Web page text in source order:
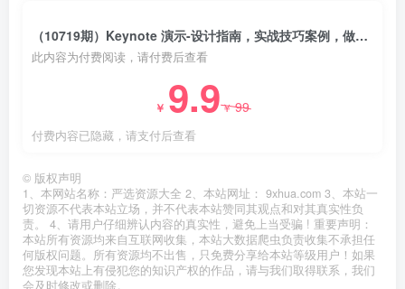
（10719期）Keynote 演示-设计指南，实战技巧案例，做出令人耳目一新的演示作品-74节
此内容为付费阅读，请付费后查看
￥ 9.9￥99
付费内容已隐藏，请支付后查看
© 版权声明
1、本网站名称：严选资源大全 2、本站网址： 9xhua.com 3、本站一
切资源不代表本站立场，并不代表本站赞同其观点和对其真实性负
责。 4、请用户仔细辨认内容的真实性，避免上当受骗 ! 重要声明：
本站所有资源均来自互联网收集，本站大数据爬虫负责收集不承担任
何版权问题。所有资源均不出售，只免费分享给本站等级用户！如果
您发现本站上有侵犯您的知识产权的作品，请与我们取得联系，我们
会及时修改或删除。